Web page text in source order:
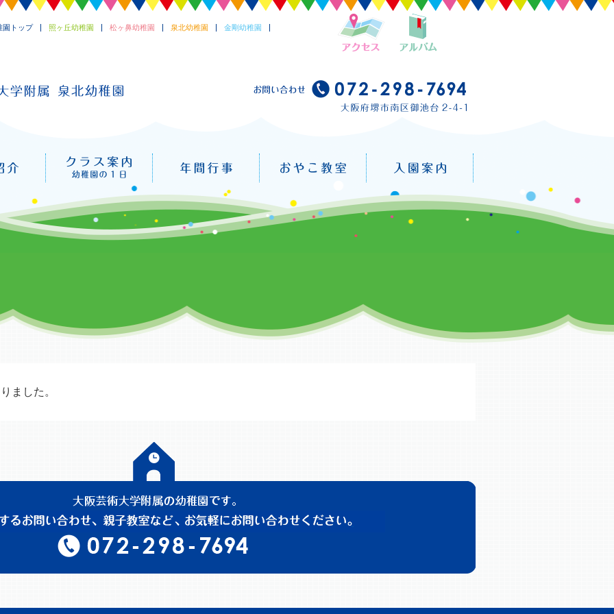
園トップ 照ヶ丘幼稚園 松ヶ鼻幼稚園 泉北幼稚園 金剛幼稚園
ました。